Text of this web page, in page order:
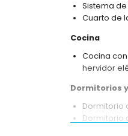
Sistema
Cuarto de
Cocina
Cocina
hervidor
Dormitorios
Dormitorio
Dormitorio